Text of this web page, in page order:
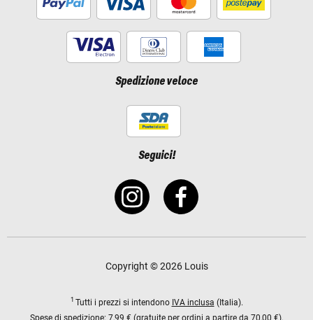
Spedizione veloce
Seguici!
Copyright © 2026 Louis
1 Tutti i prezzi si intendono IVA inclusa (Italia).
Spese di spedizione: 7,99 € (gratuite per ordini a partire da 70,00 €).